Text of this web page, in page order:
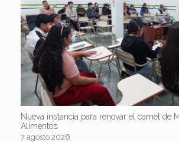
Nueva instancia para renovar el carnet de
Alimentos
7 agosto 2026